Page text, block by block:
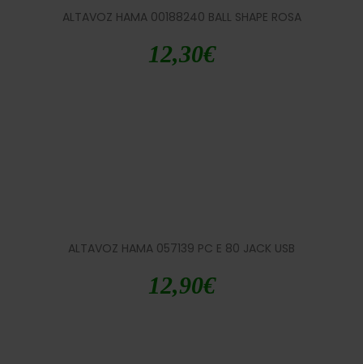
ALTAVOZ HAMA 00188240 BALL SHAPE ROSA
12,30€
ALTAVOZ HAMA 057139 PC E 80 JACK USB
12,90€